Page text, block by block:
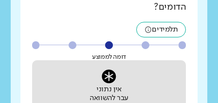
הדומים?
תלמידים
דומה לממוצע
אין נתוני
עבר להשוואה